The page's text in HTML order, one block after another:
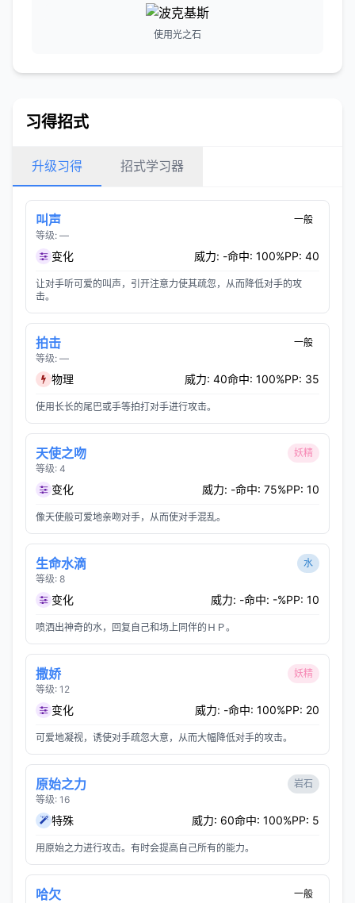
使用光之石
习得招式
升级习得 招式学习器
叫声
等级: —
一般
变化 威力: -命中: 100%PP: 40
让对手听可爱的叫声，引开注意力使其疏忽，从而降低对手的攻
击。
拍击
等级: —
一般
物理 威力: 40命中: 100%PP: 35
使用长长的尾巴或手等拍打对手进行攻击。
天使之吻
等级: 4
妖精
变化 威力: -命中: 75%PP: 10
像天使般可爱地亲吻对手，从而使对手混乱。
生命水滴
等级: 8
水
变化 威力: -命中: -%PP: 10
喷洒出神奇的水，回复自己和场上同伴的ＨＰ。
撒娇
等级: 12
妖精
变化 威力: -命中: 100%PP: 20
可爱地凝视，诱使对手疏忽大意，从而大幅降低对手的攻击。
原始之力
等级: 16
岩石
特殊 威力: 60命中: 100%PP: 5
用原始之力进行攻击。有时会提高自己所有的能力。
哈欠 一般